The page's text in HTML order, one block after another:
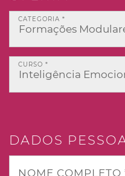
CATEGORIA *
CURSO *
DADOS
NOME COMPLETO